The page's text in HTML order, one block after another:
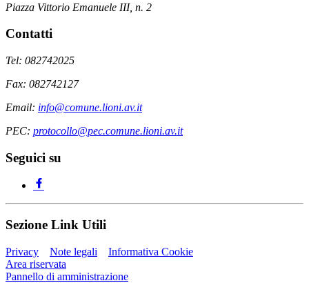
Piazza Vittorio Emanuele III, n. 2
Contatti
Tel: 082742025
Fax: 082742127
Email: info@comune.lioni.av.it
PEC: protocollo@pec.comune.lioni.av.it
Seguici su
Sezione Link Utili
Privacy Note legali
Informativa Cookie
Area riservata
Pannello di amministrazione